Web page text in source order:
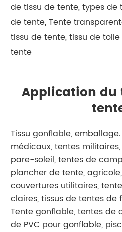
de tissu de tente, types
de tente, Tente
tissu de tente, tissu de
tente
Application du
Tissu gonflable,
médicaux, tentes
pare-soleil, tentes de
plancher de tente,
couvertures utilitaires,
claires, tissus de tentes de
Tente gonflable, tentes de
de PVC pour gonflable,